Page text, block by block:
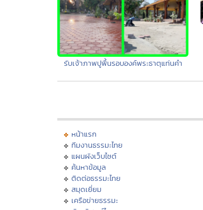
รับเจ้าภาพปูพื้นรอบองค์พระธาตุแท่นคำ
หน้าแรก
ทีมงานธรรมะไทย
แผนผังเว็บไซต์
ค้นหาข้อมูล
ติดต่อธรรมะไทย
สมุดเยี่ยม
เครือข่ายธรรมะ